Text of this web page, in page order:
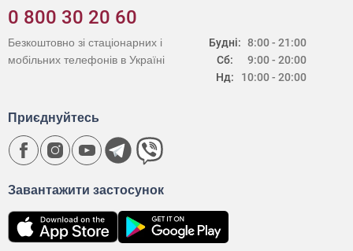
0 800 30 20 60
Будні:
Сб:
Нд:
8:00 - 21:00
9:00 - 20:00
10:00 - 20:00
Безкоштовно зі стаціонарних і
мобільних телефонів в Україні
Завантажити застосунок
Приєднуйтесь